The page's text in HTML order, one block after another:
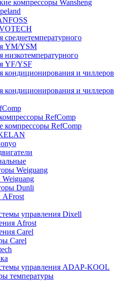
компрессоры Wansheng
среднетемпературного
YM/YSM
низкотемпературного
YF/YSF
кондиционирования и чиллеров
кондиционирования и чиллеров
RefComp
RefComp
Weiguang
Dunli
AFrost
управления Dixell
Afrost
Carel
Carel
управления ADAP-KOOL
температуры